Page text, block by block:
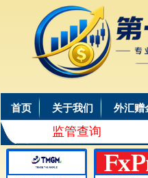
首页 关于我们 外汇赠
监管查询